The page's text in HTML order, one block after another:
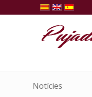
Notícies